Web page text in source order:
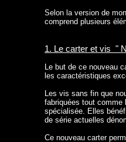
Selon la version de
comprend plusieurs
1. Le carter et vis "
Le but de ce nouveau
les caractéristiques
Les vis sans fin que
fabriquées tout comme
spécialisée. Elles
de série actuelles
Ce nouveau carter